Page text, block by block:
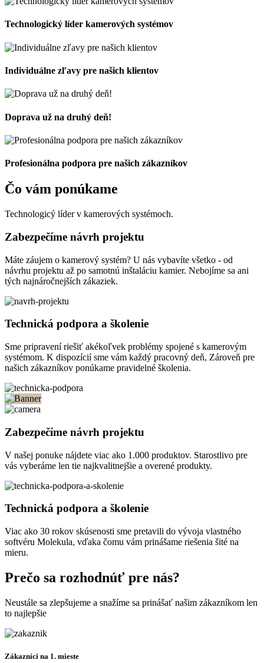
Technologický líder kamerových systémov
Individuálne zľavy pre našich klientov
Doprava už na druhý deň!
Profesionálna podpora pre našich zákazníkov
Čo vám ponúkame
Technologicý líder v kamerových systémoch.
Zabezpečíme návrh projektu
Máte záujem o kamerový systém? U nás vybavíte všetko - od
návrhu projektu až po samotnú inštaláciu kamier. Nebojíme sa ani
tých najnáročnejších zákaziek.
Technická podpora a školenie
Sme pripravení riešiť akékoľvek problémy spojené s kamerovým
systémom. K dispozícií sme vám každý pracovný deň, Zároveň pre
našich zákazníkov ponúkame pravidelné školenia.
Zabezpečíme návrh projektu
V našej ponuke nájdete viac ako 1.000 produktov. Starostlivo pre
vás vyberáme len tie najkvalitnejšie a overené produkty.
Technická podpora a školenie
Viac ako 30 rokov skúsenosti sme pretavili do vývoja vlastného
softvéru Molekula, vďaka čomu vám prinášame riešenia šité na
mieru.
Prečo sa rozhodnúť pre nás?
Neustále sa zlepšujeme a snažíme sa prinášať našim zákazníkom len
to najlepšie
Zákazníci na 1. mieste